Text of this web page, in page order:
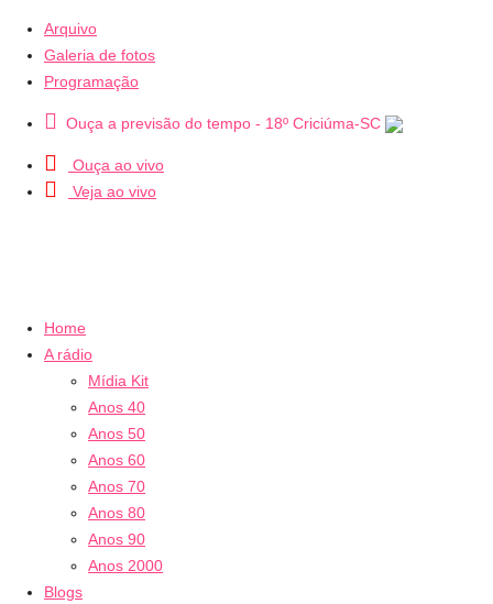
Arquivo
Galeria de fotos
Programação
Ouça a previsão do tempo - 18º Criciúma-SC
Ouça ao vivo
Veja ao vivo
Home
A rádio
Mídia Kit
Anos 40
Anos 50
Anos 60
Anos 70
Anos 80
Anos 90
Anos 2000
Blogs